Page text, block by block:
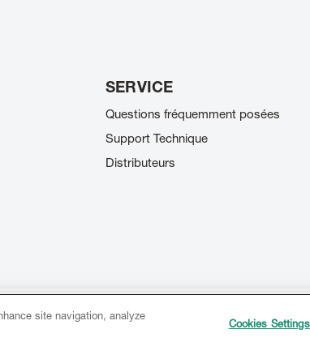
SERVICE
Questions fréquemment posées
Support Technique
Distributeurs
Conditions générales d'utilisation Copyright
site navigation, analyze
Cookies Settings